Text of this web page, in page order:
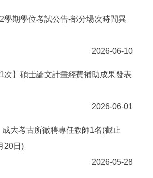
學期學位考試公告-部分場次時間異
2026-06-10
次】碩士論文計畫經費補助成果發表
2026-06-01
成大考古所徵聘專任教師1名(截止
20日)
2026-05-28